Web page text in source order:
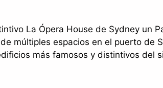
La Ópera House de Sydney un
múltiples espacios en el puerto de
más famosos y distintivos del